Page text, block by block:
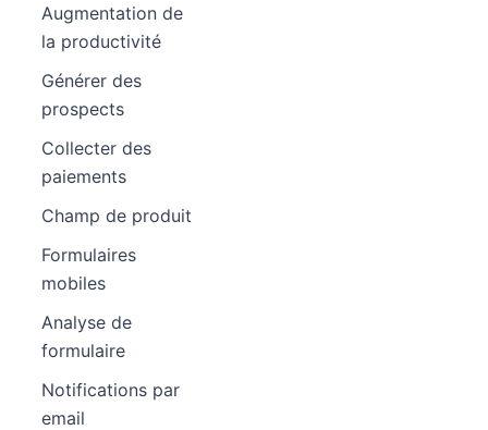
Augmentation de
la productivité
Générer des
prospects
Collecter des
paiements
Champ de produit
Formulaires
mobiles
Analyse de
formulaire
Notifications par
email